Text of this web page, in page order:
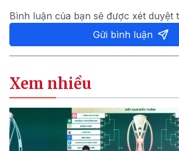
Bình luận của bạn sẽ được xét duyệt
Gửi bình luận
Xem nhiều